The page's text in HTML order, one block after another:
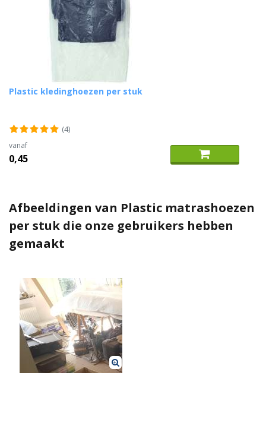
Plastic kledinghoezen per stuk
(4)
vanaf
0,45
Afbeeldingen van Plastic matrashoezen
per stuk die onze gebruikers hebben
gemaakt